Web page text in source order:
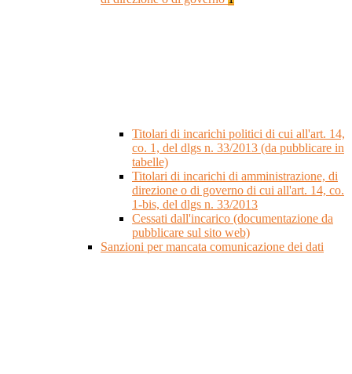
Titolari di incarichi politici di cui all'art. 14,
co. 1, del dlgs n. 33/2013 (da pubblicare in
tabelle)
Titolari di incarichi di amministrazione, di
direzione o di governo di cui all'art. 14, co.
1-bis, del dlgs n. 33/2013
Cessati dall'incarico (documentazione da
pubblicare sul sito web)
Sanzioni per mancata comunicazione dei dati